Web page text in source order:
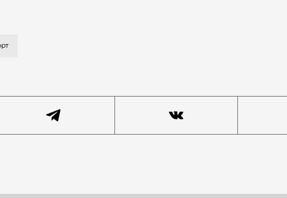
будет выглядеть Северный речной порт — мегапроект